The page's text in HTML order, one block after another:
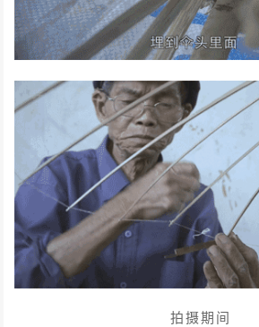
拍摄期间